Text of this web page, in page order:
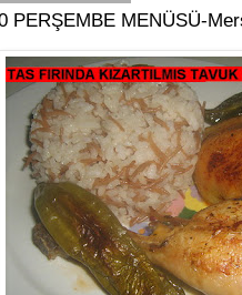
PERŞEMBE MENÜSÜ-